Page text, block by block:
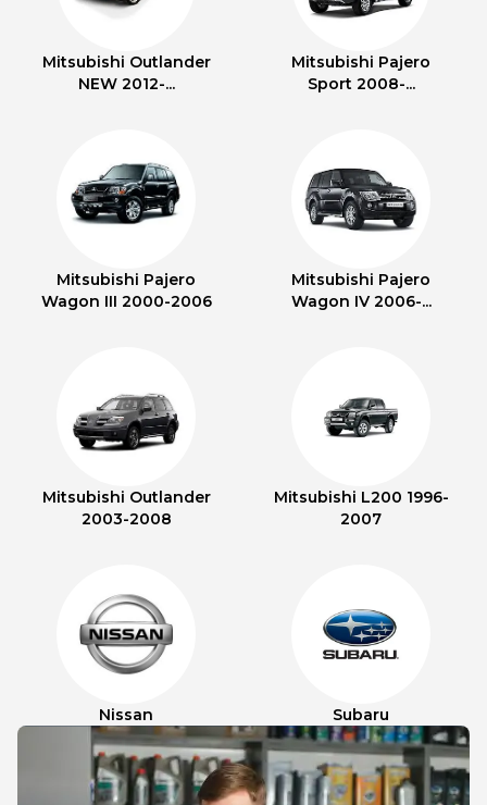
Mitsubishi Outlander
NEW 2012-...
Mitsubishi Pajero
Sport 2008-...
Mitsubishi Pajero
Wagon III 2000-2006
Mitsubishi Pajero
Wagon IV 2006-...
Mitsubishi Outlander
2003-2008
Mitsubishi L200 1996-
2007
Nissan Subaru